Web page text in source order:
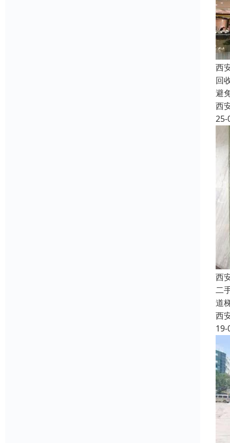
西
回
避
西
25-
西
二
道
西
19-